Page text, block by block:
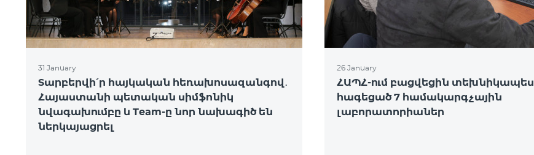
31 January
Տարբերվի՛ր հայկական հեռախոսազանգով․
Հայաստանի պետական սիմֆոնիկ
նվագախումբը և Team-ը նոր նախագիծ են
ներկայացրել
26 January
ՀԱՊՀ-ում բացվեցին տեխնիկապես
հագեցած 7 համակարգչային
լաբորատորիաներ